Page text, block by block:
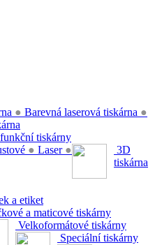
● Barevná laserová tiskárna ●
tiskárny
● Laser ●
3D
tiskárna
a etiket
a maticové tiskárny
Velkoformátové tiskárny
Speciální tiskárny